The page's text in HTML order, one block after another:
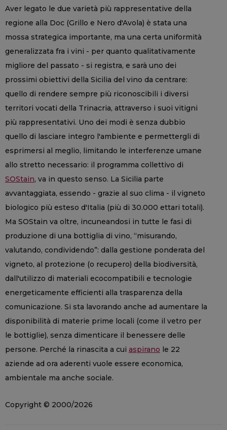
Aver legato le due varietà più rappresentative della
regione alla Doc (Grillo e Nero d'Avola) è stata una
mossa strategica importante, ma una certa uniformità
generalizzata fra i vini - per quanto qualitativamente
migliore del passato - si registra, e sarà uno dei
prossimi obiettivi della Sicilia del vino da centrare:
quello di rendere sempre più riconoscibili i diversi
territori vocati della Trinacria, attraverso i suoi vitigni
più rappresentativi. Uno dei modi è senza dubbio
quello di lasciare integro l'ambiente e permettergli di
esprimersi al meglio, limitando le interferenze umane
allo stretto necessario: il programma collettivo di
SOStain, va in questo senso. La Sicilia parte
avvantaggiata, essendo - grazie al suo clima - il vigneto
biologico più esteso d'Italia (più di 30.000 ettari totali).
Ma SOStain va oltre, incuneandosi in tutte le fasi di
produzione di una bottiglia di vino, “misurando,
valutando, condividendo”: dalla gestione ponderata del
vigneto, al protezione (o recupero) della biodiversità,
dall'utilizzo di materiali ecocompatibili e tecnologie
energeticamente efficienti alla trasparenza della
comunicazione. Si sta lavorando anche ad aumentare la
disponibilità di materie prime locali (come il vetro per
le bottiglie), senza dimenticare il benessere delle
persone. Perché la rinascita a cui aspirano le 22
aziende ad ora aderenti vuole essere economica,
ambientale ma anche sociale.
Copyright © 2000/2026